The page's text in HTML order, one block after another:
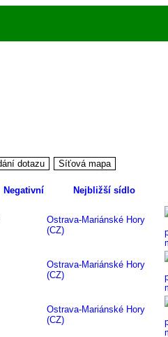
Negativní Nejbližší sídlo
Ostrava-Mariánské Hory
(CZ)
Ostrava-Mariánské Hory
(CZ)
Ostrava-Mariánské Hory
(CZ)